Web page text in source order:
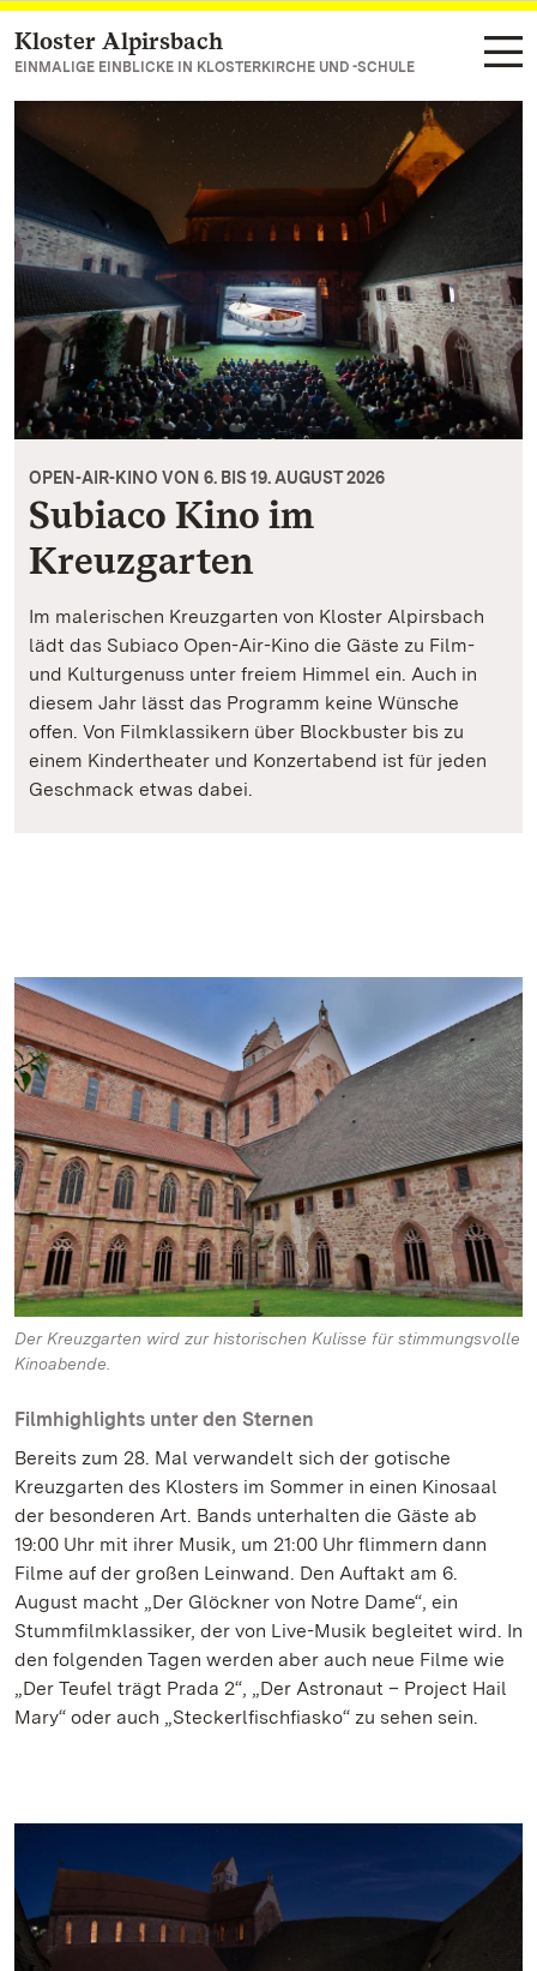
Zum Hauptinhalt springen
Kloster Alpirsbach
EINMALIGE EINBLICKE IN KLOSTERKIRCHE UND -SCHULE
OPEN-AIR-KINO VON 6. BIS 19. AUGUST 2026
Subiaco Kino im
Kreuzgarten
Im malerischen Kreuzgarten von Kloster Alpirsbach
lädt das Subiaco Open-Air-Kino die Gäste zu Film-
und Kulturgenuss unter freiem Himmel ein. Auch in
diesem Jahr lässt das Programm keine Wünsche
offen. Von Filmklassikern über Blockbuster bis zu
einem Kindertheater und Konzertabend ist für jeden
Geschmack etwas dabei.
Der Kreuzgarten wird zur historischen Kulisse für stimmungsvolle
Kinoabende.
Filmhighlights unter den Sternen
Bereits zum 28. Mal verwandelt sich der gotische
Kreuzgarten des Klosters im Sommer in einen Kinosaal
der besonderen Art. Bands unterhalten die Gäste ab
19:00 Uhr mit ihrer Musik, um 21:00 Uhr flimmern dann
Filme auf der großen Leinwand. Den Auftakt am 6.
August macht „Der Glöckner von Notre Dame“, ein
Stummfilmklassiker, der von Live-Musik begleitet wird. In
den folgenden Tagen werden aber auch neue Filme wie
„Der Teufel trägt Prada 2“, „Der Astronaut – Project Hail
Mary“ oder auch „Steckerlfischfiasko“ zu sehen sein.